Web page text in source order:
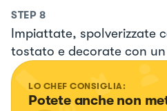
STEP 8
Impiattate, spolverizzate
tostato e decorate con
LO CHEF CONSIGLIA:
Potete anche non